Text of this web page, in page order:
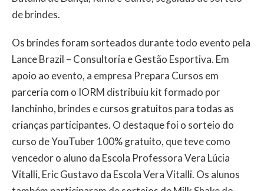
de brindes.
Os brindes foram sorteados durante todo evento pela
Lance Brazil – Consultoria e Gestão Esportiva. Em
apoio ao evento, a empresa Prepara Cursos em
parceria com o IORM distribuiu kit formado por
lanchinho, brindes e cursos gratuitos para todas as
crianças participantes. O destaque foi o sorteio do
curso de YouTuber 100% gratuito, que teve como
vencedor o aluno da Escola Professora Vera Lúcia
Vitalli, Eric Gustavo da Escola Vera Vitalli. Os alunos